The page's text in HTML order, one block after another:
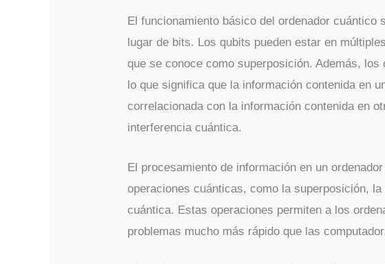
El funcionamiento básico del ordenador cuántico
lugar de bits. Los qubits pueden estar en
que se conoce como superposición. Además,
lo que significa que la información contenida en
correlacionada con la información contenida en
interferencia cuántica.
El procesamiento de información en un
operaciones cuánticas, como la superposición,
cuántica. Estas operaciones permiten a los
problemas mucho más rápido que las